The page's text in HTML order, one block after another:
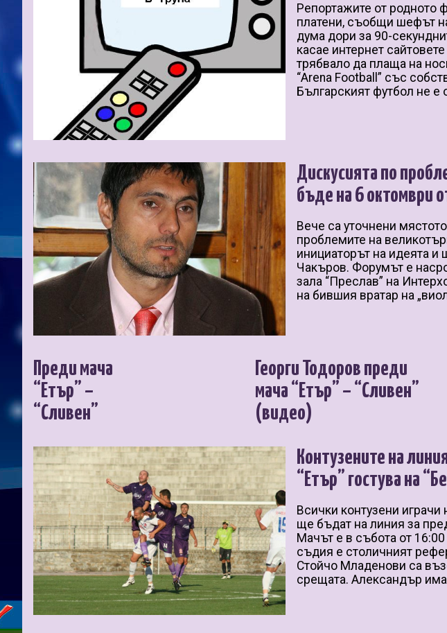
Репортажите от родното
платени, съобщи шефът
дума дори за 90-
касае интернет
трябвало да плаща на
“Arena Football” със
Българският футбол не е
Дискусията по
бъде на 6 октомври
Вече са уточнени
проблемите на
инициаторът на идеята
Чакъров. Форумът е
зала “Преслав” на
на бившия вратар на
Преди мача
“Етър” –
“Сливен”
Георги Тодоров преди
мача “Етър” – “Сливен”
(видео)
Контузените на
“Етър” гостува на
Всички контузени играчи
ще бъдат на линия за
Мачът е в събота от 16:00
съдия е столичният
Стойчо Младенови са
срещата. Александър